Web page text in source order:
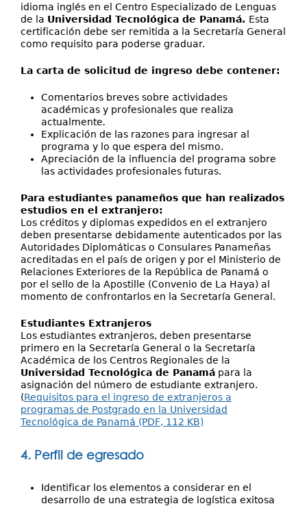
idioma inglés en el Centro Especializado de Lenguas
de la Universidad Tecnológica de Panamá. Esta
certificación debe ser remitida a la Secretaría General
como requisito para poderse graduar.
La carta de solicitud de ingreso debe contener:
Comentarios breves sobre actividades
académicas y profesionales que realiza
actualmente.
Explicación de las razones para ingresar al
programa y lo que espera del mismo.
Apreciación de la influencia del programa sobre
las actividades profesionales futuras.
Para estudiantes panameños que han realizados
estudios en el extranjero:
Los créditos y diplomas expedidos en el extranjero
deben presentarse debidamente autenticados por las
Autoridades Diplomáticas o Consulares Panameñas
acreditadas en el país de origen y por el Ministerio de
Relaciones Exteriores de la República de Panamá o
por el sello de la Apostille (Convenio de La Haya) al
momento de confrontarlos en la Secretaría General.
Estudiantes Extranjeros
Los estudiantes extranjeros, deben presentarse
primero en la Secretaría General o la Secretaría
Académica de los Centros Regionales de la
Universidad Tecnológica de Panamá para la
asignación del número de estudiante extranjero.
(Requisitos para el ingreso de extranjeros a
programas de Postgrado en la Universidad
Tecnológica de Panamá (PDF, 112 KB)
4. Perfil de egresado
Identificar los elementos a considerar en el
desarrollo de una estrategia de logística exitosa